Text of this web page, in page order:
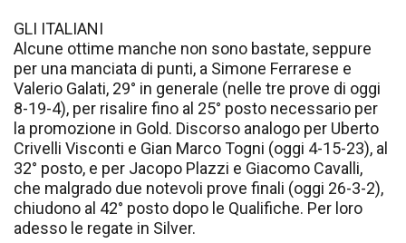
GLI ITALIANI
Alcune ottime manche non sono bastate, seppure
per una manciata di punti, a Simone Ferrarese e
Valerio Galati, 29° in generale (nelle tre prove di oggi
8-19-4), per risalire fino al 25° posto necessario per
la promozione in Gold. Discorso analogo per Uberto
Crivelli Visconti e Gian Marco Togni (oggi 4-15-23), al
32° posto, e per Jacopo Plazzi e Giacomo Cavalli,
che malgrado due notevoli prove finali (oggi 26-3-2),
chiudono al 42° posto dopo le Qualifiche. Per loro
adesso le regate in Silver.